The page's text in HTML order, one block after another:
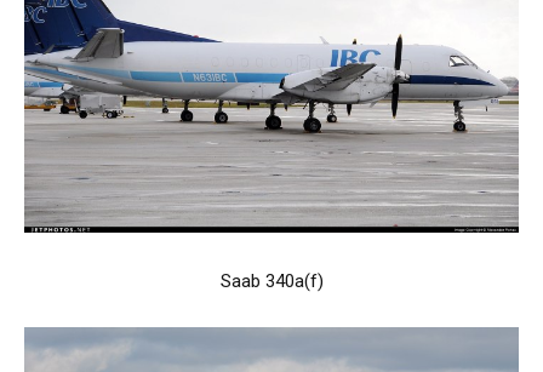
Saab 340a(f)